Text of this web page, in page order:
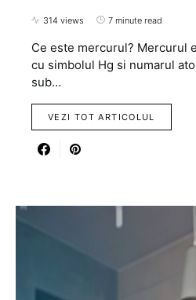
314 views 7 minute read
Ce este mercurul? Mercurul
cu simbolul Hg si numarul
sub…
VEZI TOT ARTICOLUL